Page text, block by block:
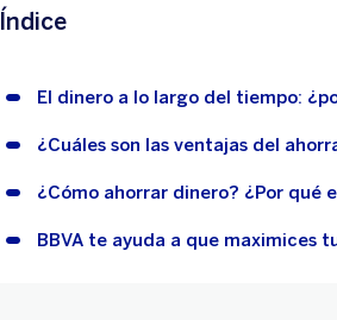
Índice
El dinero a lo largo del tiempo:
¿Cuáles son las ventajas del
¿Cómo ahorrar dinero? ¿Por qué
BBVA te ayuda a que maximices